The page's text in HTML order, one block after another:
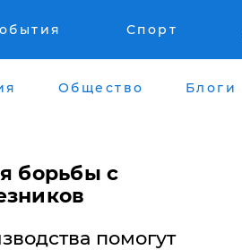
Спорт
Общество Блоги
борьбы с
помогут